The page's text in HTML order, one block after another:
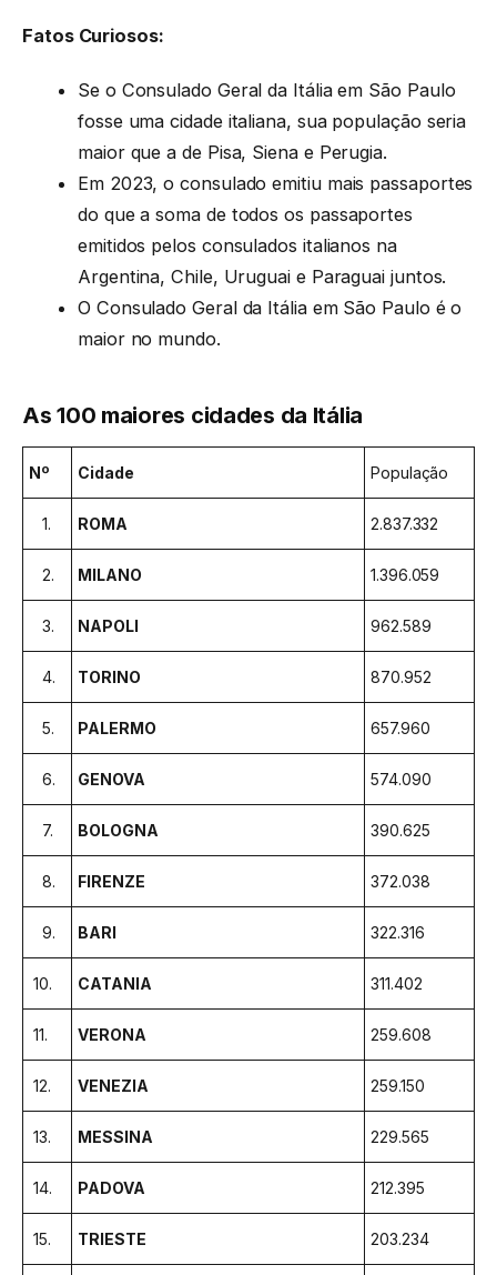
Fatos Curiosos:
Se o Consulado Geral da Itália em São Paulo
fosse uma cidade italiana, sua população seria
maior que a de Pisa, Siena e Perugia.
Em 2023, o consulado emitiu mais passaportes
do que a soma de todos os passaportes
emitidos pelos consulados italianos na
Argentina, Chile, Uruguai e Paraguai juntos.
O Consulado Geral da Itália em São Paulo é o
maior no mundo.
As 100 maiores cidades da Itália
Nº Cidade População
1. ROMA 2.837.332
2. MILANO 1.396.059
3. NAPOLI 962.589
4. TORINO 870.952
5. PALERMO 657.960
6. GENOVA 574.090
7. BOLOGNA 390.625
8. FIRENZE 372.038
9. BARI 322.316
10. CATANIA 311.402
11. VERONA 259.608
12. VENEZIA 259.150
13. MESSINA 229.565
14. PADOVA 212.395
15. TRIESTE 203.234